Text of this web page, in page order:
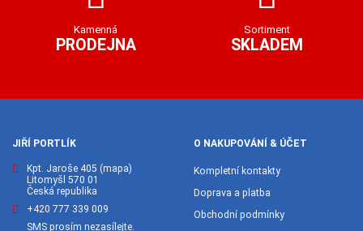
Kamenná
PRODEJNA
Sortiment
SKLADEM
JIŘÍ PORTLÍK
Kpt. Jaroše 405 (mapa)
Litomyšl 570 01
Česká republika
+420 777 339 009
SMS prosím nezasílejte.
O NAKUPOVÁNÍ & ÚČET
Kompletní kontakty
Doprava a platba
Obchodní podmínky